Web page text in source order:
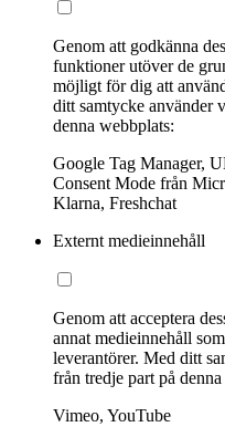
Genom att godkänna
funktioner utöver de
möjligt för dig att
ditt samtycke använder
denna webbplats:
Google Tag Manager,
Consent Mode från
Klarna, Freshchat
Externt medieinnehåll
Genom att acceptera
annat medieinnehåll
leverantörer. Med ditt
från tredje part på
Vimeo, YouTube